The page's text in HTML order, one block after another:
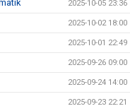
2025-10-05 23:36
2025-10-02 18:00
2025-10-01 22:49
2025-09-26 09:00
2025-09-24 14:00
2025-09-23 22:21